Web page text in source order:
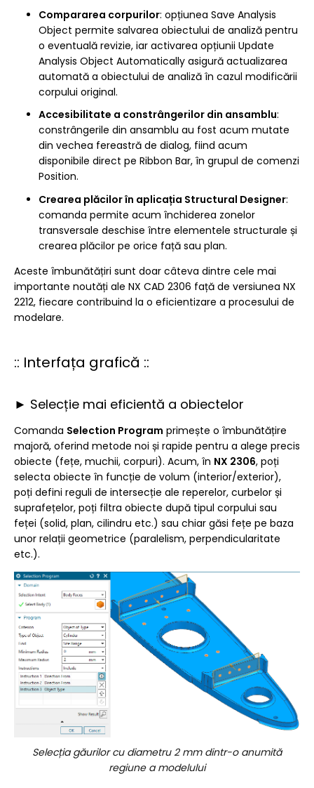
Compararea corpurilor: opțiunea Save Analysis
Object permite salvarea obiectului de analiză pentru
o eventuală revizie, iar activarea opțiunii Update
Analysis Object Automatically asigură actualizarea
automată a obiectului de analiză în cazul modificării
corpului original.
Accesibilitate a constrângerilor din ansamblu:
constrângerile din ansamblu au fost acum mutate
din vechea fereastră de dialog, fiind acum
disponibile direct pe Ribbon Bar, în grupul de comenzi
Position.
Crearea plăcilor în aplicația Structural Designer:
comanda permite acum închiderea zonelor
transversale deschise între elementele structurale și
crearea plăcilor pe orice față sau plan.
Aceste îmbunătățiri sunt doar câteva dintre cele mai
importante noutăți ale NX CAD 2306 față de versiunea NX
2212, fiecare contribuind la o eficientizare a procesului de
modelare.
:: Interfața grafică ::
► Selecție mai eficientă a obiectelor
Comanda Selection Program primește o îmbunătățire
majoră, oferind metode noi și rapide pentru a alege precis
obiecte (fețe, muchii, corpuri). Acum, în NX 2306, poți
selecta obiecte în funcție de volum (interior/exterior),
poți defini reguli de intersecție ale reperelor, curbelor și
suprafețelor, poți filtra obiecte după tipul corpului sau
feței (solid, plan, cilindru etc.) sau chiar găsi fețe pe baza
unor relații geometrice (paralelism, perpendicularitate
etc.).
Selecția găurilor cu diametru 2 mm dintr-o anumită
regiune a modelului